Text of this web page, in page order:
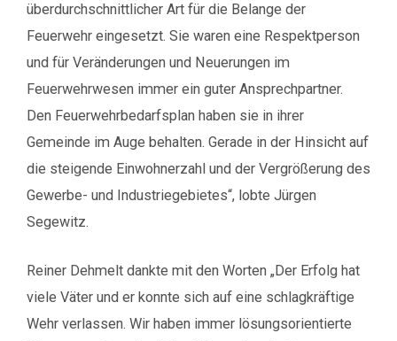
überdurchschnittlicher Art für die Belange der
Feuerwehr eingesetzt. Sie waren eine Respektperson
und für Veränderungen und Neuerungen im
Feuerwehrwesen immer ein guter Ansprechpartner.
Den Feuerwehrbedarfsplan haben sie in ihrer
Gemeinde im Auge behalten. Gerade in der Hinsicht auf
die steigende Einwohnerzahl und der Vergrößerung des
Gewerbe- und Industriegebietes“, lobte Jürgen
Segewitz.
Reiner Dehmelt dankte mit den Worten „Der Erfolg hat
viele Väter und er konnte sich auf eine schlagkräftige
Wehr verlassen. Wir haben immer lösungsorientierte